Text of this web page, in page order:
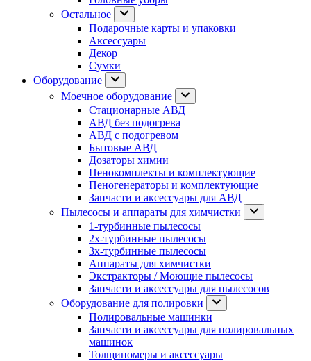
Остальное
Подарочные карты и упаковки
Аксессуары
Декор
Сумки
Оборудование
Моечное оборудование
Стационарные АВД
АВД без подогрева
АВД с подогревом
Бытовые АВД
Дозаторы химии
Пенокомплекты и комплектующие
Пеногенераторы и комплектующие
Запчасти и аксессуары для АВД
Пылесосы и аппараты для химчистки
1-турбинные пылесосы
2х-турбинные пылесосы
3х-турбинные пылесосы
Аппараты для химчистки
Экстракторы / Моющие пылесосы
Запчасти и аксессуары для пылесосов
Оборудование для полировки
Полировальные машинки
Запчасти и аксессуары для полировальных
машинок
Толщиномеры и аксессуары